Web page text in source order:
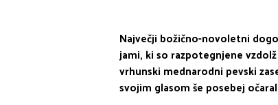
Največji božično-novoletni
jami, ki so razpotegnjene
vrhunski mednarodni pevski
svojim glasom še posebej